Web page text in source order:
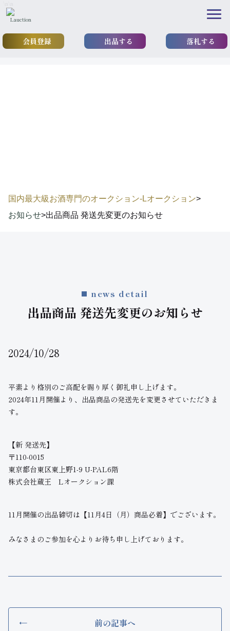
会員登録 出品する 落札する
国内最大級お酒専門のオークション-Lオークション>
お知らせ>出品商品 発送先変更のお知らせ
news detail
出品商品 発送先変更のお知らせ
2024/10/28
平素より格別のご高配を賜り厚く御礼申し上げます。
2024年11月開催より、出品商品の発送先を変更させていただきま
す。
【新 発送先】
〒110-0015
東京都台東区東上野1-9 U-PAL6階
株式会社蔵王 Lオークション課
11月開催の出品締切は【11月4日（月）商品必着】でございます。
みなさまのご参加を心よりお待ち申し上げております。
前の記事へ